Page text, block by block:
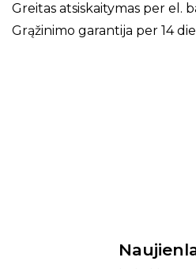
Greitas atsiskaitymas per el.
Grąžinimo garantija per 14